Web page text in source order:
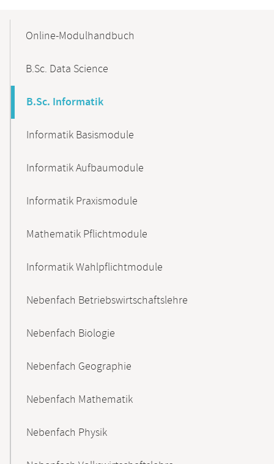
NavigationOnline-Modulhandbuch
B.Sc. Data Science
B.Sc. Informatik
Informatik Basismodule
Informatik Aufbaumodule
Informatik Praxismodule
Mathematik Pflichtmodule
Informatik Wahlpflichtmodule
Nebenfach Betriebswirtschaftslehre
Nebenfach Biologie
Nebenfach Geographie
Nebenfach Mathematik
Nebenfach Physik